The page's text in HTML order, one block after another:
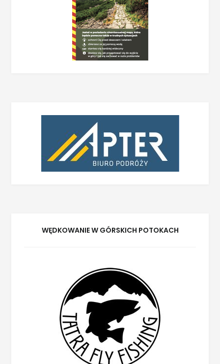
WĘDKOWANIE W GÓRSKICH POTOKACH